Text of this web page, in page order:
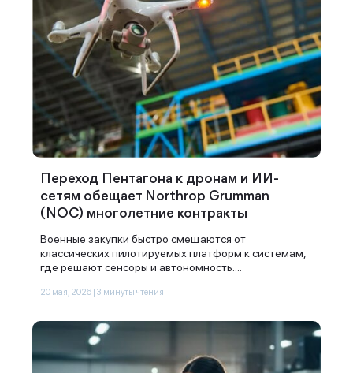
Переход Пентагона к дронам и ИИ-
сетям обещает Northrop Grumman
(NOC) многолетние контракты
Военные закупки быстро смещаются от
классических пилотируемых платформ к системам,
где решают сенсоры и автономность....
20 мая, 2026 | 3 минуты чтения
Спасибо за заявку
Наши консультанты свяжутся с